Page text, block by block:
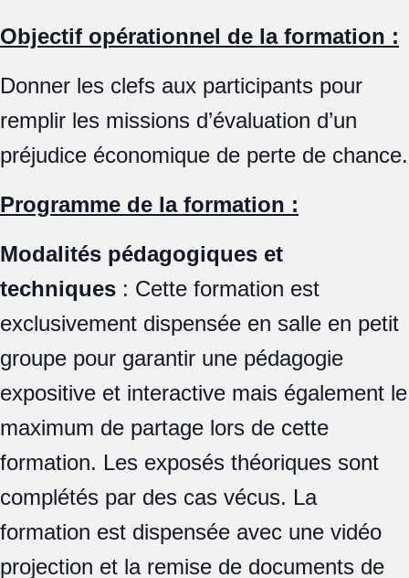
Objectif opérationnel de la formation :
Donner les clefs aux participants pour
remplir les missions d’évaluation d’un
préjudice économique de perte de chance.
Programme de la formation :
Modalités pédagogiques et
techniques : Cette formation est
exclusivement dispensée en salle en petit
groupe pour garantir une pédagogie
expositive et interactive mais également le
maximum de partage lors de cette
formation. Les exposés théoriques sont
complétés par des cas vécus. La
formation est dispensée avec une vidéo
projection et la remise de documents de